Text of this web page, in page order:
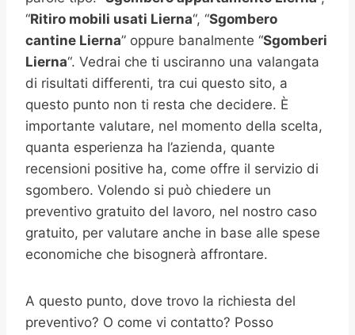
“Ritiro mobili usati Lierna“, “Sgombero
cantine Lierna” oppure banalmente “Sgomberi
Lierna“. Vedrai che ti usciranno una valangata
di risultati differenti, tra cui questo sito, a
questo punto non ti resta che decidere. È
importante valutare, nel momento della scelta,
quanta esperienza ha l’azienda, quante
recensioni positive ha, come offre il servizio di
sgombero. Volendo si può chiedere un
preventivo gratuito del lavoro, nel nostro caso
gratuito, per valutare anche in base alle spese
economiche che bisognerà affrontare.
A questo punto, dove trovo la richiesta del
preventivo? O come vi contatto? Posso